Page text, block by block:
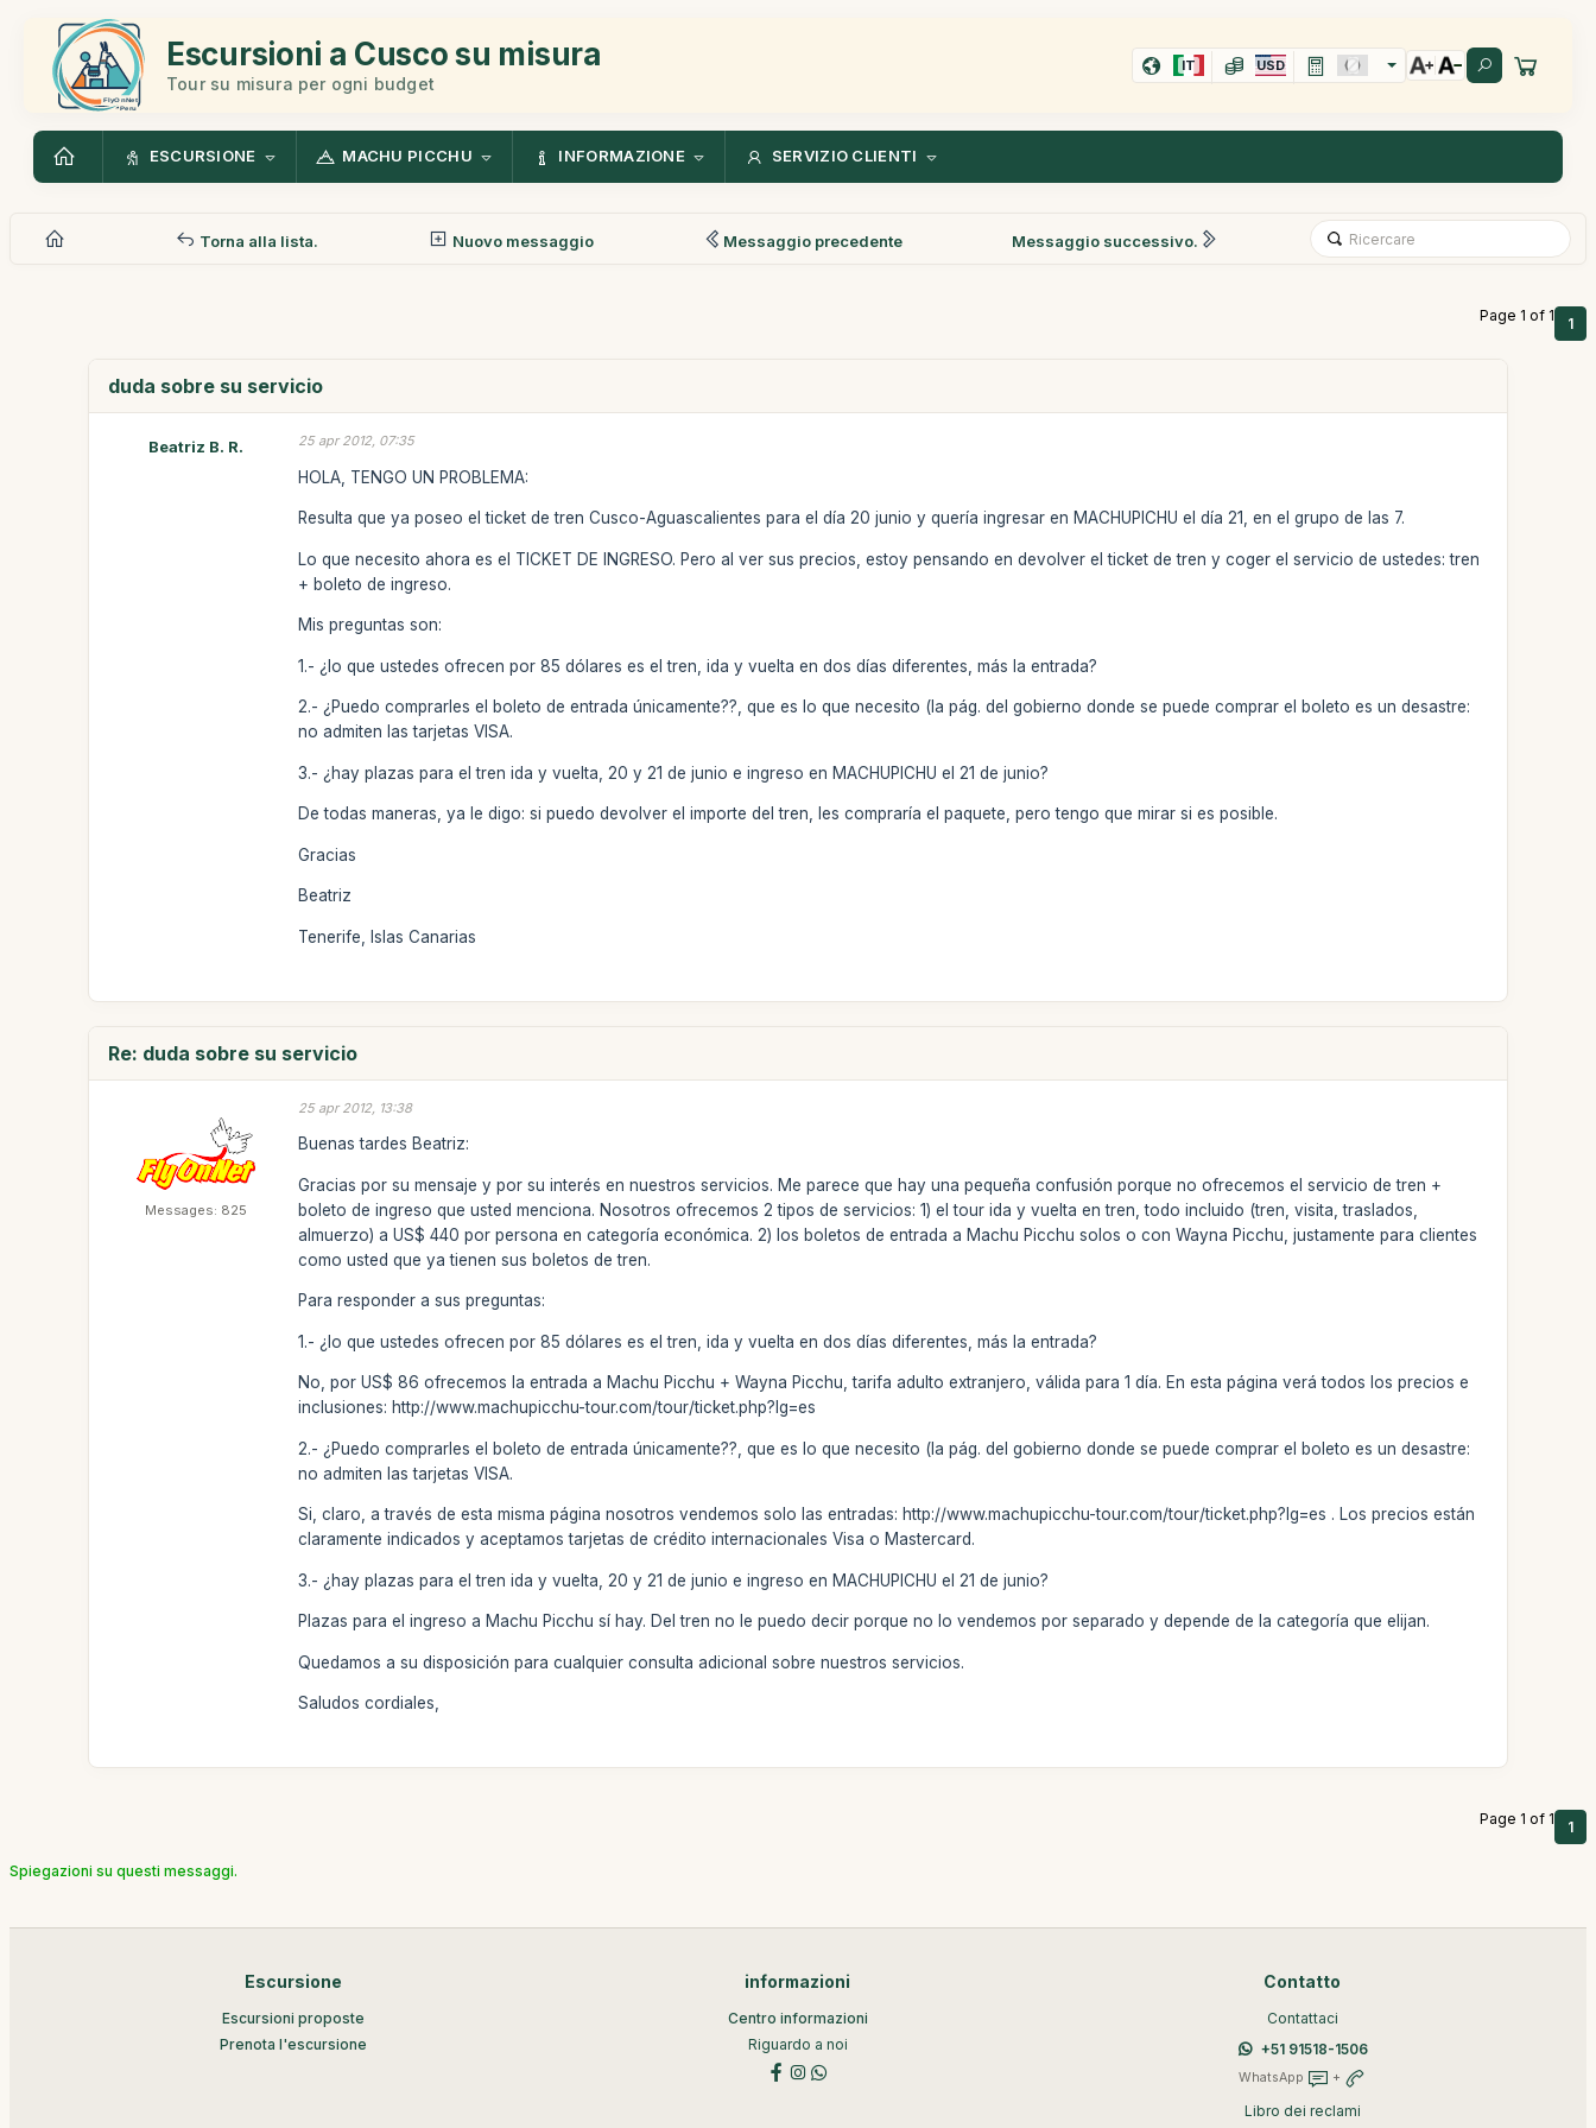
Escursioni a Cusco su misura
Tour su misura per ogni budget
IT USD
ESCURSIONE MACHU PICCHU INFORMAZIONE SERVIZIO CLIENTI
Torna alla lista. Nuovo messaggio Messaggio precedente Messaggio successivo.
Page 1 of 1 1
duda sobre su servicio
Beatriz B. R. 25 apr 2012, 07:35
HOLA, TENGO UN PROBLEMA:
Resulta que ya poseo el ticket de tren Cusco-Aguascalientes para el día 20 junio y quería ingresar en MACHUPICHU el día 21, en el grupo de las 7.
Lo que necesito ahora es el TICKET DE INGRESO. Pero al ver sus precios, estoy pensando en devolver el ticket de tren y coger el servicio de ustedes: tren
+ boleto de ingreso.
Mis preguntas son:
1.- ¿lo que ustedes ofrecen por 85 dólares es el tren, ida y vuelta en dos días diferentes, más la entrada?
2.- ¿Puedo comprarles el boleto de entrada únicamente??, que es lo que necesito (la pág. del gobierno donde se puede comprar el boleto es un desastre:
no admiten las tarjetas VISA.
3.- ¿hay plazas para el tren ida y vuelta, 20 y 21 de junio e ingreso en MACHUPICHU el 21 de junio?
De todas maneras, ya le digo: si puedo devolver el importe del tren, les compraría el paquete, pero tengo que mirar si es posible.
Gracias
Beatriz
Tenerife, Islas Canarias
Re: duda sobre su servicio
Messages: 825
25 apr 2012, 13:38
Buenas tardes Beatriz:
Gracias por su mensaje y por su interés en nuestros servicios. Me parece que hay una pequeña confusión porque no ofrecemos el servicio de tren +
boleto de ingreso que usted menciona. Nosotros ofrecemos 2 tipos de servicios: 1) el tour ida y vuelta en tren, todo incluido (tren, visita, traslados,
almuerzo) a US$ 440 por persona en categoría económica. 2) los boletos de entrada a Machu Picchu solos o con Wayna Picchu, justamente para clientes
como usted que ya tienen sus boletos de tren.
Para responder a sus preguntas:
1.- ¿lo que ustedes ofrecen por 85 dólares es el tren, ida y vuelta en dos días diferentes, más la entrada?
No, por US$ 86 ofrecemos la entrada a Machu Picchu + Wayna Picchu, tarifa adulto extranjero, válida para 1 día. En esta página verá todos los precios e
inclusiones: http://www.machupicchu-tour.com/tour/ticket.php?lg=es
2.- ¿Puedo comprarles el boleto de entrada únicamente??, que es lo que necesito (la pág. del gobierno donde se puede comprar el boleto es un desastre:
no admiten las tarjetas VISA.
Si, claro, a través de esta misma página nosotros vendemos solo las entradas: http://www.machupicchu-tour.com/tour/ticket.php?lg=es . Los precios están
claramente indicados y aceptamos tarjetas de crédito internacionales Visa o Mastercard.
3.- ¿hay plazas para el tren ida y vuelta, 20 y 21 de junio e ingreso en MACHUPICHU el 21 de junio?
Plazas para el ingreso a Machu Picchu sí hay. Del tren no le puedo decir porque no lo vendemos por separado y depende de la categoría que elijan.
Quedamos a su disposición para cualquier consulta adicional sobre nuestros servicios.
Saludos cordiales,
Page 1 of 1 1
Spiegazioni su questi messaggi.
Escursione
Escursioni proposte
Prenota l'escursione
informazioni
Centro informazioni
Riguardo a noi
Contatto
Contattaci
+51 91518-1506
WhatsApp +
Libro dei reclami